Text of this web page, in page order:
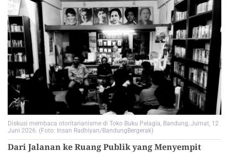
Diskusi membaca otoritarianisme di Toko Buku Pelagia, Bandung, Jumat, 12
Juni 2026. (Foto: Insan Radhiyan/BandungBergerak)
Dari Jalanan ke Ruang Publik yang Menyempit